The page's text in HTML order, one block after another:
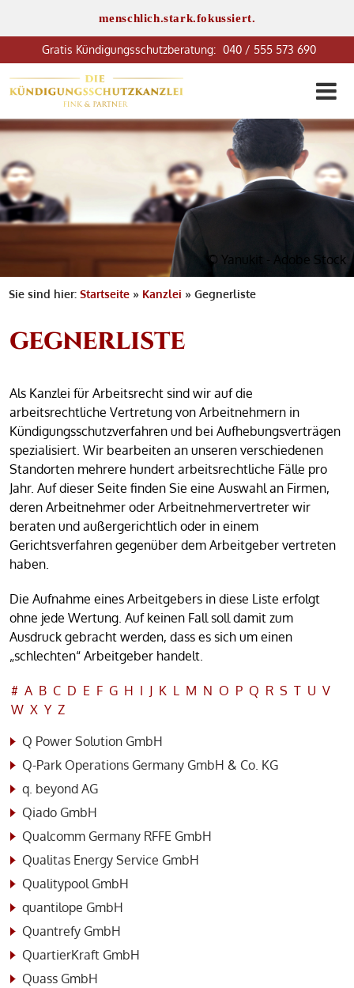
menschlich.stark.fokussiert.
040 / 555 573 690
© Yanukit - Adobe Stock
Sie sind hier:Startseite » Kanzlei »Gegnerliste
GEGNERLISTE
Als Kanzlei für Arbeitsrecht sind wir auf die
arbeitsrechtliche Vertretung von Arbeitnehmern in
Kündigungsschutzverfahren und bei Aufhebungsverträgen
spezialisiert. Wir bearbeiten an unseren verschiedenen
Standorten mehrere hundert arbeitsrechtliche Fälle pro
Jahr. Auf dieser Seite finden Sie eine Auswahl an Firmen,
deren Arbeitnehmer oder Arbeitnehmervertreter wir
beraten und außergerichtlich oder in einem
Gerichtsverfahren gegenüber dem Arbeitgeber vertreten
haben.
Die Aufnahme eines Arbeitgebers in diese Liste erfolgt
ohne jede Wertung. Auf keinen Fall soll damit zum
Ausdruck gebracht werden, dass es sich um einen
„schlechten“ Arbeitgeber handelt.
# A B C D E F G H I J K L M N O P Q R S T U V
W X Y Z
Q Power Solution GmbH
Q-Park Operations Germany GmbH & Co. KG
q. beyond AG
Qiado GmbH
Qualcomm Germany RFFE GmbH
Qualitas Energy Service GmbH
Qualitypool GmbH
quantilope GmbH
Quantrefy GmbH
QuartierKraft GmbH
Quass GmbH